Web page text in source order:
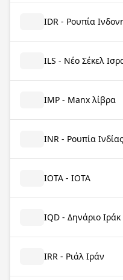
IDR - Ρουπία
ILS - Νέο Σέκελ
IMP - Manx λίβρα
INR - Ρουπία Ινδίας
IOTA - IOTA
IQD - Δηνάριο Ιράκ
IRR - Ριάλ Ιράν